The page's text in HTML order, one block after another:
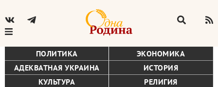
ПОЛИТИКА
ЭКОНОМИКА
АДЕКВАТНАЯ УКРАИНА
ИСТОРИЯ
КУЛЬТУРА
РЕЛИГИЯ